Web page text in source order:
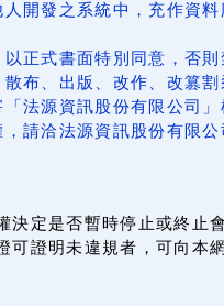
開發之系統中，充作資料
正式書面特別同意，否
布、出版、改作、改篡
法源資訊股份有限公司」
請洽法源資訊股份有限公
定是否暫時停止或終止
證明未違規者，可向本